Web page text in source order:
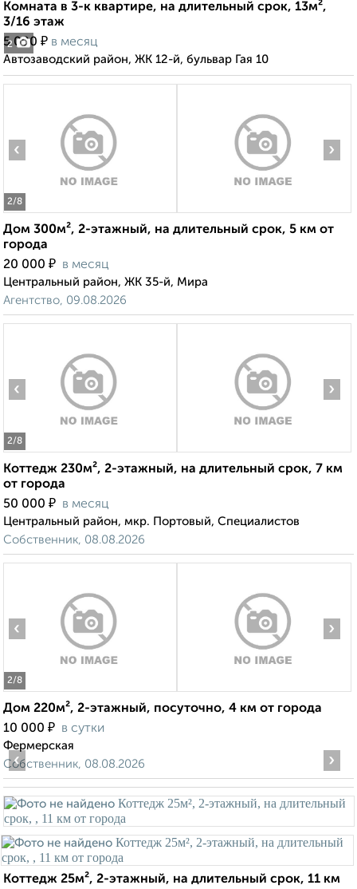
2
Комната в 3-к квартире, на длительный срок, 13м²,
3/16 этаж
5 000 ₽ в месяц
Автозаводский район, ЖК 12-й, бульвар Гая 10
2/8
‹ ›
Дом 300м², 2-этажный, на длительный срок, 5 км от
города
20 000 ₽ в месяц
Центральный район, ЖК 35-й, Мира
Агентство, 09.08.2026
2/8
‹ ›
Коттедж 230м², 2-этажный, на длительный срок, 7 км
от города
50 000 ₽ в месяц
Центральный район, мкр. Портовый, Специалистов
Собственник, 08.08.2026
2/8
‹ ›
Дом 220м², 2-этажный, посуточно, 4 км от города
10 000 ₽ в сутки
Фермерская
Собственник, 08.08.2026
‹ ›
Коттедж 25м², 2-этажный, на длительный срок, 11 км